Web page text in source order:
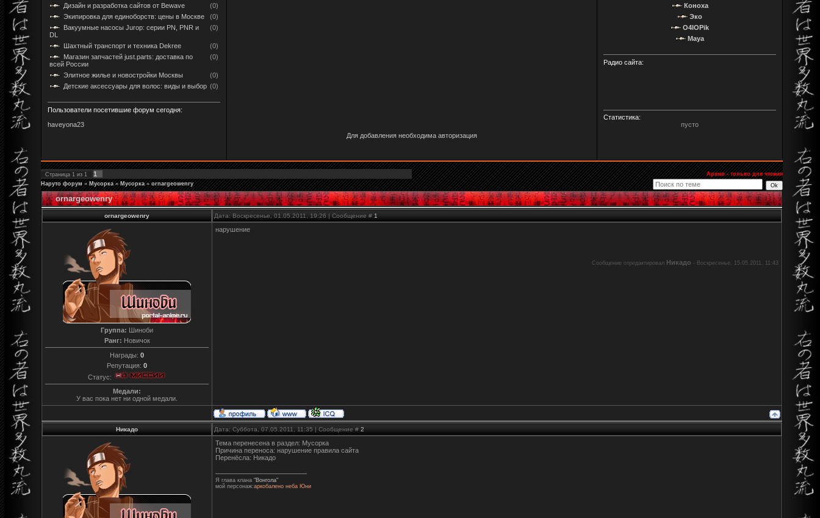
Дизайн и разработка сайтов от Bewave
(0)
Экипировка для единоборств: цены в Москве
(0)
Вакуумные насосы Jurop: серии PN, PNR и
DL
(0)
Шахтный транспорт и техника Dekree
(0)
Магазин запчастей just.parts: доставка по
всей России
(0)
Элитное жилье и новостройки Москвы
(0)
Детские аксессуары для волос: виды и выбор (0)
Пользователи посетившие форум сегодня:
haveyona23
Для добавления необходима авторизация
Коноха
Эко
O4IOPik
Maya
Радио сайта:
Статистика:
пусто
Страница 1 из 1 1
Архив - только для чтения
Наруто форум » Мусорка » Мусорка » ornargeowenry
ornargeowenry
ornargeowenry Дата: Воскресенье, 01.05.2011, 19:26 | Сообщение # 1
Группа: Шиноби
Ранг: Новичок
Награды: 0
Репутация: 0
Статус:
Медали:
У вас пока нет ни одной медали.
нарушение
Сообщение отредактировал Никадо - Воскресенье, 15.05.2011, 11:43
Никадо Дата: Суббота, 07.05.2011, 11:35 | Сообщение # 2
Тема перенесена в раздел: Мусорка
Причина переноса: нарушение правила сайта
Перенёсла: Никадо
Я глава клана "Вонгола"
мой персонаж:аркобалено неба Юни